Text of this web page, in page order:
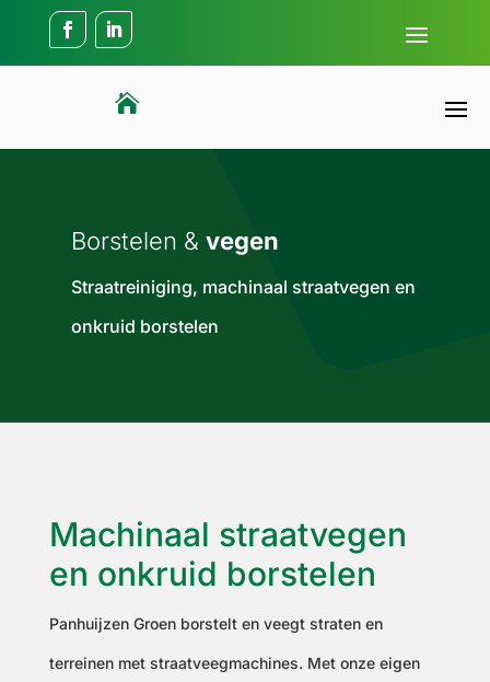

Borstelen & vegen
Straatreiniging, machinaal straatvegen en
onkruid borstelen
Machinaal straatvegen
en onkruid borstelen
Panhuijzen Groen borstelt en veegt straten en
terreinen met straatveegmachines. Met onze eigen